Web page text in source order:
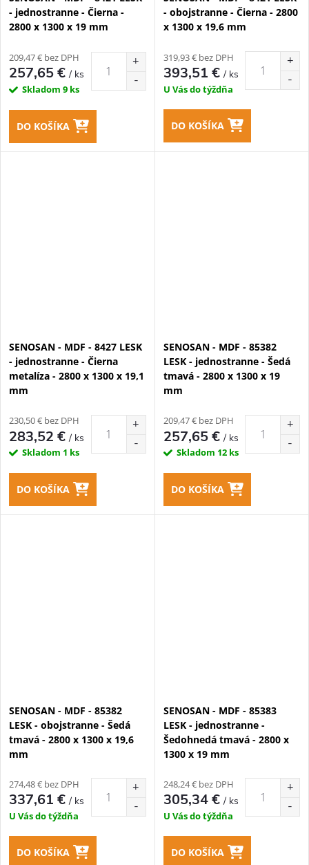
- jednostranne - Čierna -
2800 x 1300 x 19 mm
209,47 € bez DPH
257,65 €/ ks
Skladom 9 ks
DO KOŠÍKA
- obojstranne - Čierna - 2800
x 1300 x 19,6 mm
319,93 € bez DPH
393,51 €/ ks
U Vás do týždňa
DO KOŠÍKA
SENOSAN - MDF - 8427 LESK
- jednostranne - Čierna
metalíza - 2800 x 1300 x 19,1
mm
230,50 € bez DPH
283,52 €/ ks
Skladom 1 ks
DO KOŠÍKA
SENOSAN - MDF - 85382
LESK - jednostranne - Šedá
tmavá - 2800 x 1300 x 19
mm
209,47 € bez DPH
257,65 €/ ks
Skladom 12 ks
DO KOŠÍKA
SENOSAN - MDF - 85382
LESK - obojstranne - Šedá
tmavá - 2800 x 1300 x 19,6
mm
274,48 € bez DPH
337,61 €/ ks
U Vás do týždňa
DO KOŠÍKA
SENOSAN - MDF - 85383
LESK - jednostranne -
Šedohnedá tmavá - 2800 x
1300 x 19 mm
248,24 € bez DPH
305,34 €/ ks
U Vás do týždňa
DO KOŠÍKA